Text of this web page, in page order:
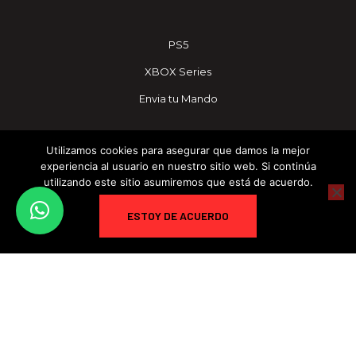
PS5
XBOX Series
Envia tu Mando
info@competitivecontroller.com
+34 684479058
Carrer l'Horteta, 4, 46138 Rafelbunyol, Valencia
Utilizamos cookies para asegurar que damos la mejor
experiencia al usuario en nuestro sitio web. Si continúa
utilizando este sitio asumiremos que está de acuerdo.
ESTOY DE ACUERDO